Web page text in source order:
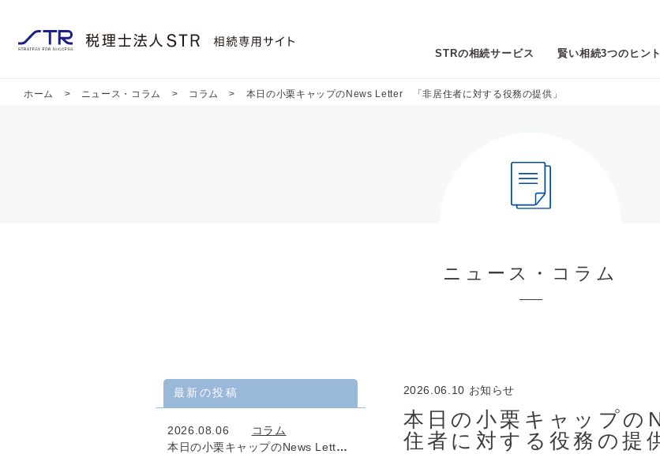
STRの相続サービス 賢い相続3つのヒント
ホーム > ニュース・コラム > コラム > 本日の小栗キャップのNews Letter 「非居住者に対する役務の提供」
ニュース・コラム
2026.06.10 お知らせ
本日の小栗キャップ
住者に対する役務の提
最新の投稿
2026.08.06
コラム
本日の小栗キャップのNews Letter「高齢者雇用 65歳超雇用推進助成金」